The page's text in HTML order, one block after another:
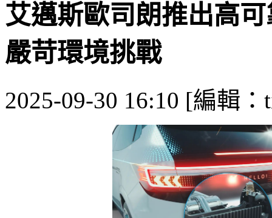
艾邁斯歐司朗推出高
嚴苛環境挑戰
2025-09-30 16:10 [編輯：